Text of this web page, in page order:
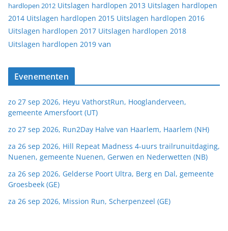
hardlopen 2012 Uitslagen hardlopen 2013 Uitslagen hardlopen
2014 Uitslagen hardlopen 2015 Uitslagen hardlopen 2016
Uitslagen hardlopen 2017 Uitslagen hardlopen 2018
Uitslagen hardlopen 2019 van
Evenementen
zo 27 sep 2026, Heyu VathorstRun, Hooglanderveen,
gemeente Amersfoort (UT)
zo 27 sep 2026, Run2Day Halve van Haarlem, Haarlem (NH)
za 26 sep 2026, Hill Repeat Madness 4-uurs trailrunuitdaging,
Nuenen, gemeente Nuenen, Gerwen en Nederwetten (NB)
za 26 sep 2026, Gelderse Poort Ultra, Berg en Dal, gemeente
Groesbeek (GE)
za 26 sep 2026, Mission Run, Scherpenzeel (GE)